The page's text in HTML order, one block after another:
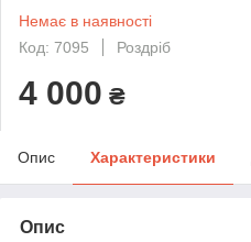
Немає в наявності
Код: 7095
Роздріб
4 000 ₴
Опис Характеристики
Опис